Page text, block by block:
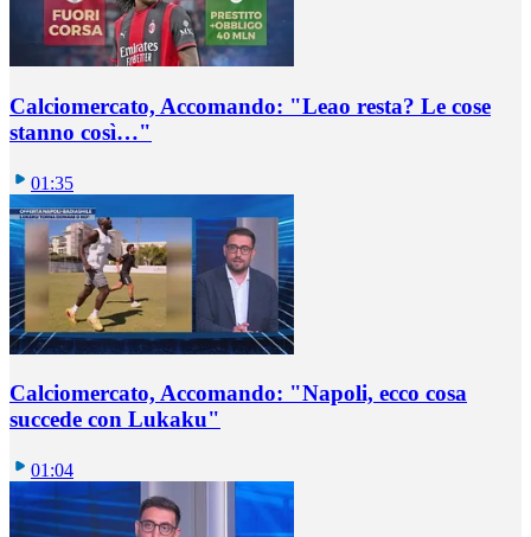
Calciomercato, Accomando: "Leao resta? Le cose
stanno così…"
01:35
Calciomercato, Accomando: "Napoli, ecco cosa
succede con Lukaku"
01:04